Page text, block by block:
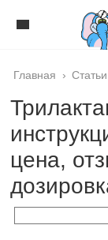
Главная › Статьи
цена,